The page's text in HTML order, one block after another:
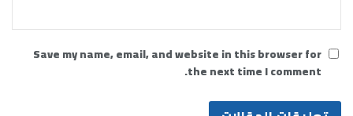
Save my name, email, and website in this browser for
the next time I comment.